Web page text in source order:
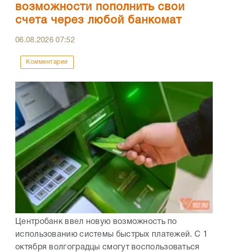
возможности пополнить свои
счета через любой банкомат
06.08.202607:52
Комментарии
Центробанк ввел новую возможность по
использованию системы быстрых платежей. С 1
октября волгоградцы смогут воспользоваться